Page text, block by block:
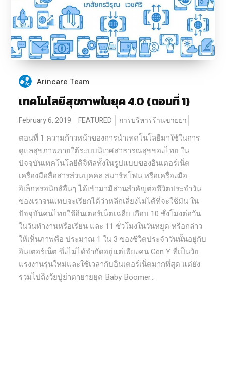
Arincare Team
เทคโนโลยีสุขภาพในยุค 4.0 (ตอนที่ 1)
February 6, 2019 FEATURED การบริหารร้านขายยา
ตอนที่ 1 ความก้าวหน้าของการนำเทคโนโลยีมาใช้ในการ
ดูแลสุขภาพภายใต้ระบบนิเวศสาธารณสุขของไทย ใน
ปัจจุบันเทคโนโลยีดิจิทัลทั้งในรูปแบบของอินเตอร์เน็ต
เครื่องมือสื่อสารส่วนบุคคล สมาร์ทโฟน หรือเครื่องมือ
อิเล็กทรอนิกส์อื่นๆ ได้เข้ามามีส่วนสำคัญต่อชีวิตประจำวัน
ของเราจนแทบจะเรียกได้ว่าหลีกเลี่ยงไม่ได้ที่จะใช้มัน ใน
ปัจจุบันคนไทยใช้อินเตอร์เน็ตเฉลี่ย เกือบ 10 ชั่งโมงต่อวัน
ในวันทำงานหรือเรียน และ 11 ชั่วโมงในวันหยุด หรือกล่าว
ให้เห็นภาพคือ ประมาณ 1 ใน 3 ของชีวิตประจำวันนั้นอยู่กับ
อินเตอร์เน็ต ซึ่งไม่ได้จำกัดอยู่แต่เพียงคน Gen Y ที่เป็นวัย
แรงงานรุ่นใหม่และใช้เวลากับอินเตอร์เน็ตมากที่สุด แต่ยัง
รวมไปถึงวัยปู่ย่าตายายยุค Baby Boomer...